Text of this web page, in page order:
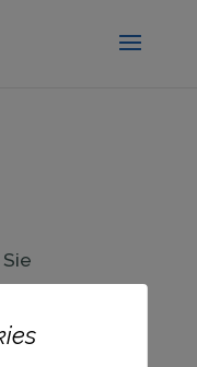
weil sie
und (bei